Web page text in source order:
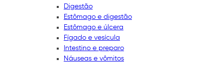
Digestão
Estômago e digestão
Estômago e úlcera
Fígado e vesícula
Intestino e preparo
Náuseas e vômitos